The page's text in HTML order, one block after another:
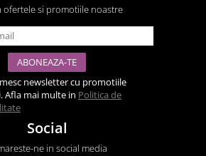
ofertele si promotiile noastre
newsletter cu promotiile
Afla mai multe in Politica de
Social
ne in social media